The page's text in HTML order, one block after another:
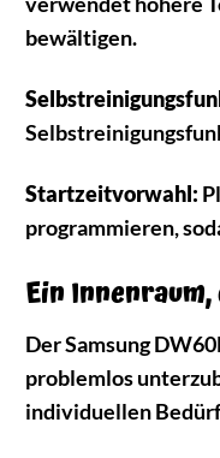
bewältigen.
Startzeitvorwahl:
programmieren,
Ein
Der Samsung
problemlos
individuellen